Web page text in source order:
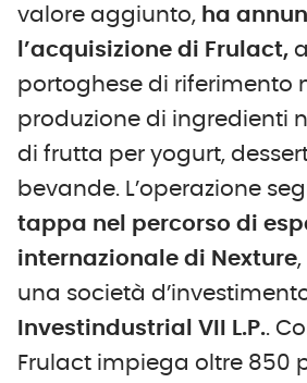
valore aggiunto, ha
l’acquisizione di Frulact,
portoghese di riferimento
produzione di ingredienti
di frutta per yogurt,
bevande. L’operazione
tappa nel percorso di
internazionale di Nexture
una società
Investindustrial VII L.P..
Frulact impiega oltre 850